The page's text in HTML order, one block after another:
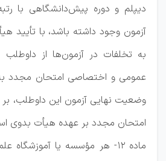
دیپلم و دوره پیش‌دانشگاهی با
آزمون وجود داشته باشد، با تأیید
به تخلفات در آزمون‌ها از
عمومی و اختصاصی امتحان مجدد
وضعیت نهایی آزمون این داوطلب،
امتحان مجدد بر عهده هیأت بدوی
ماده ۱۲- هر مؤسسه یا